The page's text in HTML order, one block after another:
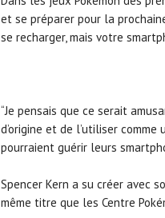
et se préparer pour la
se recharger, mais votre
“Je pensais que ce serait
d’origine et de l’utiliser
pourraient guérir leurs
Spencer Kern a su créer avec
même titre que les Centre